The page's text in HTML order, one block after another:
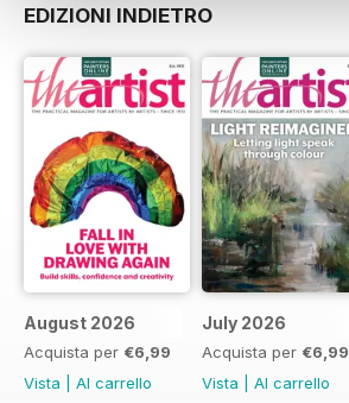
EDIZIONI INDIETRO
August 2026
Acquista per €6,99
Vista
Al carrello
July 2026
Acquista per €6,99
Vista
Al carrello